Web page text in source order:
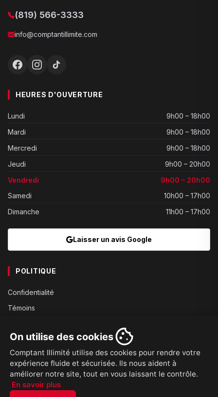
On utilise des cookies
Comptant Illimité utilise des cookies pour rendre votre
expérience fluide et sécurisée. Ils nous aident à
améliorer notre site, tout en vous laissant le contrôle.
En savoir plus
(819) 566-3333
info@comptantillimite.com
HEURES D'OUVERTURE
Lundi
9h00 – 18h00
Mardi
9h00 – 18h00
Mercredi
9h00 – 18h00
Jeudi
9h00 – 20h00
Vendredi
9h00 – 20h00
Samedi
10h00 – 17h00
Dimanche
11h00 – 17h00
Laisser un avis Google
POLITIQUE
Confidentialité
Témoins
Conditions
Expédition
Retours